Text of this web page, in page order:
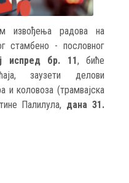
извођења радова на
стамбено - пословног
испред бр. 11, биће
заузети делови
и коловоза (трамвајска
Палилула, дана 31.